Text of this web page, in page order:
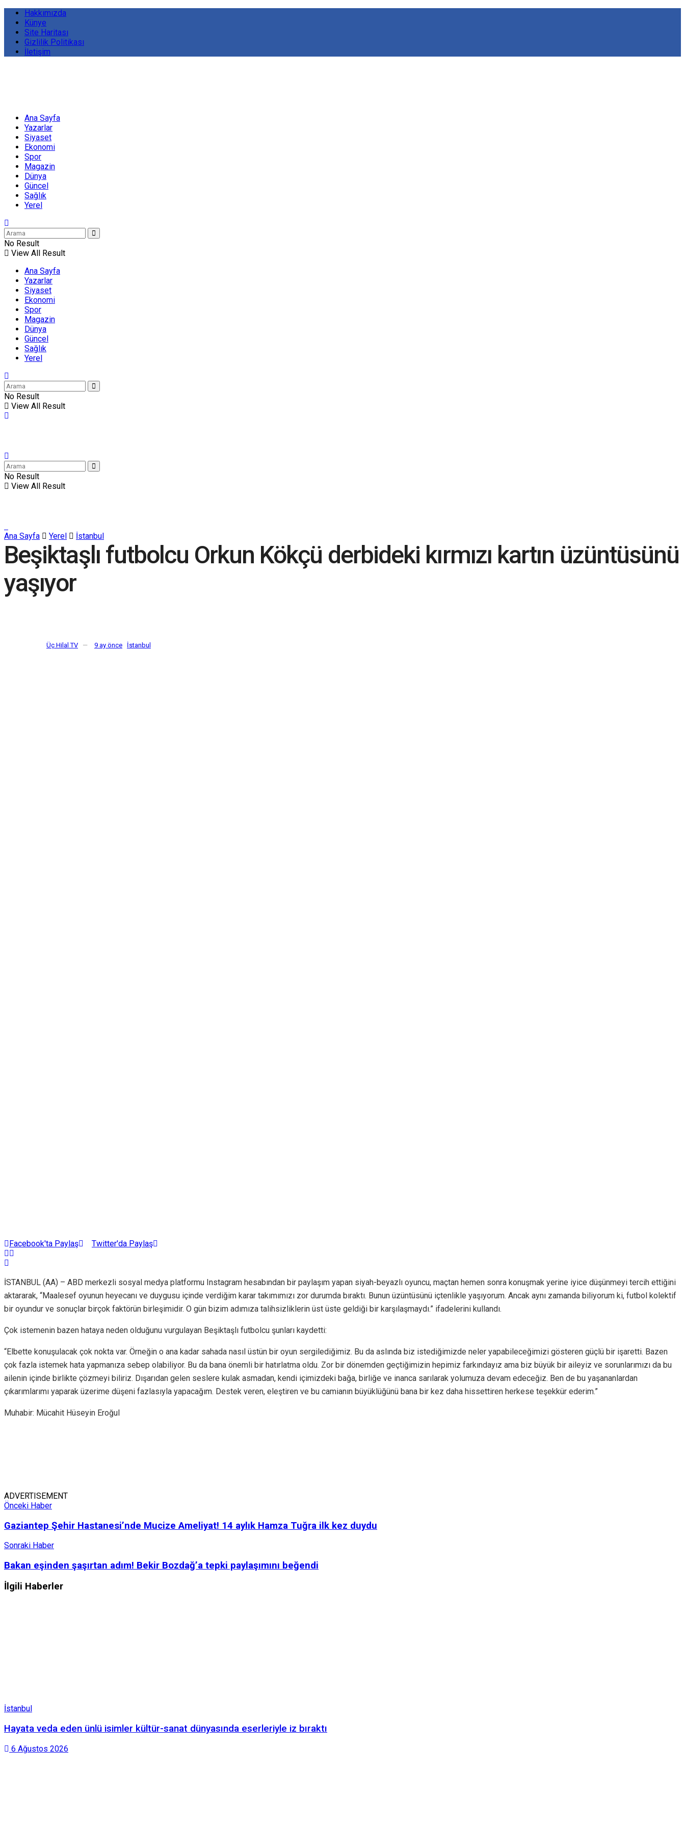
Hakkımızda
Künye
Site Haritası
Gizlilik Politikası
İletişim
Ana Sayfa
Yazarlar
Siyaset
Ekonomi
Spor
Magazin
Dünya
Güncel
Sağlık
Yerel
No Result
View All Result
Ana Sayfa
Yazarlar
Siyaset
Ekonomi
Spor
Magazin
Dünya
Güncel
Sağlık
Yerel
No Result
View All Result
No Result
View All Result
Ana Sayfa Yerel İstanbul
Beşiktaşlı futbolcu Orkun Kökçü derbideki kırmızı kartın üzüntüsünü
yaşıyor
Üç Hilal TV 9 ay önce İstanbul
Facebook'ta Paylaş Twitter'da Paylaş
İSTANBUL (AA) – ABD merkezli sosyal medya platformu Instagram hesabından bir paylaşım yapan siyah-beyazlı oyuncu, maçtan hemen sonra konuşmak yerine iyice düşünmeyi tercih ettiğini
aktararak, “Maalesef oyunun heyecanı ve duygusu içinde verdiğim karar takımımızı zor durumda bıraktı. Bunun üzüntüsünü içtenlikle yaşıyorum. Ancak aynı zamanda biliyorum ki, futbol kolektif
bir oyundur ve sonuçlar birçok faktörün birleşimidir. O gün bizim adımıza talihsizliklerin üst üste geldiği bir karşılaşmaydı.” ifadelerini kullandı.
Çok istemenin bazen hataya neden olduğunu vurgulayan Beşiktaşlı futbolcu şunları kaydetti:
“Elbette konuşulacak çok nokta var. Örneğin o ana kadar sahada nasıl üstün bir oyun sergilediğimiz. Bu da aslında biz istediğimizde neler yapabileceğimizi gösteren güçlü bir işaretti. Bazen
çok fazla istemek hata yapmanıza sebep olabiliyor. Bu da bana önemli bir hatırlatma oldu. Zor bir dönemden geçtiğimizin hepimiz farkındayız ama biz büyük bir aileyiz ve sorunlarımızı da bu
ailenin içinde birlikte çözmeyi biliriz. Dışarıdan gelen seslere kulak asmadan, kendi içimizdeki bağa, birliğe ve inanca sarılarak yolumuza devam edeceğiz. Ben de bu yaşananlardan
çıkarımlarımı yaparak üzerime düşeni fazlasıyla yapacağım. Destek veren, eleştiren ve bu camianın büyüklüğünü bana bir kez daha hissettiren herkese teşekkür ederim.”
Muhabir: Mücahit Hüseyin Eroğul
ADVERTISEMENT
Önceki Haber
Gaziantep Şehir Hastanesi’nde Mucize Ameliyat! 14 aylık Hamza Tuğra ilk kez duydu
Sonraki Haber
Bakan eşinden şaşırtan adım! Bekir Bozdağ’a tepki paylaşımını beğendi
İlgili Haberler
İstanbul
Hayata veda eden ünlü isimler kültür-sanat dünyasında eserleriyle iz bıraktı
6 Ağustos 2026